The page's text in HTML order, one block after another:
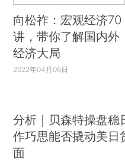
向松祚：宏观经济70
讲，带你了解国内外
经济大局
2022年04月06日
分析｜贝森特操盘稳
作巧思能否撬动美日
面